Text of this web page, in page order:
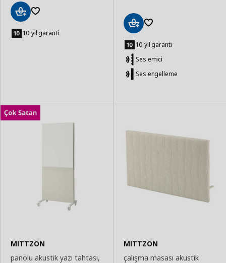
Ekle 10 yıl garanti
Ekle 10 yıl garanti
Ses emici
Ses engelleme
MITTZON
panolu akustik yazı tahtası,
MITTZON
çalışma masası akustik